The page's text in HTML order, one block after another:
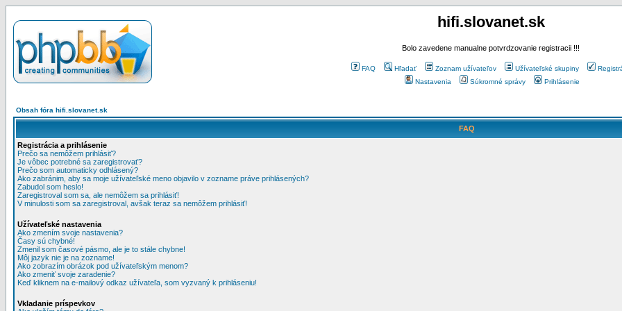
hifi.slovanet.sk
Bolo zavedene manualne potvrdzovanie registracii !!!
FAQ Hľadať Zoznam užívateľov Užívateľské skupiny
Nastavenia
Súkromné správy Prihlásenie
Obsah fóra hifi.slovanet.sk
FAQ
Registrácia a prihlásenie
Prečo sa nemôžem prihlásiť?
Je vôbec potrebné sa zaregistrovať?
Prečo som automaticky odhlásený?
Ako zabránim, aby sa moje užívateľské meno objavilo v zozname práve prihlásených?
Zabudol som heslo!
Zaregistroval som sa, ale nemôžem sa prihlásiť!
V minulosti som sa zaregistroval, avšak teraz sa nemôžem prihlásiť!
Užívateľské nastavenia
Ako zmením svoje nastavenia?
Časy sú chybné!
Zmenil som časové pásmo, ale je to stále chybne!
Môj jazyk nie je na zozname!
Ako zobrazím obrázok pod užívateľským menom?
Ako zmeniť svoje zaradenie?
Keď kliknem na e-mailový odkaz užívateľa, som vyzvaný k prihláseniu!
Vkladanie príspevkov